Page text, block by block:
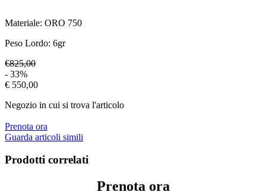
Materiale: ORO 750
Peso Lordo: 6gr
€825,00
- 33%
€ 550,00
Negozio in cui si trova l'articolo
Prenota ora
Guarda articoli simili
Prodotti correlati
Prenota ora